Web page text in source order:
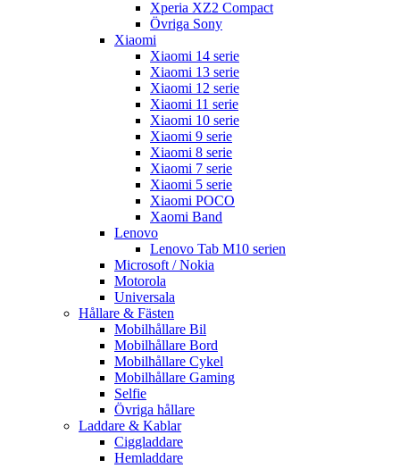
Xperia XZ2 Compact
Övriga Sony
Xiaomi
Xiaomi 14 serie
Xiaomi 13 serie
Xiaomi 12 serie
Xiaomi 11 serie
Xiaomi 10 serie
Xiaomi 9 serie
Xiaomi 8 serie
Xiaomi 7 serie
Xiaomi 5 serie
Xiaomi POCO
Xaomi Band
Lenovo
Lenovo Tab M10 serien
Microsoft / Nokia
Motorola
Universala
Hållare & Fästen
Mobilhållare Bil
Mobilhållare Bord
Mobilhållare Cykel
Mobilhållare Gaming
Selfie
Övriga hållare
Laddare & Kablar
Ciggladdare
Hemladdare